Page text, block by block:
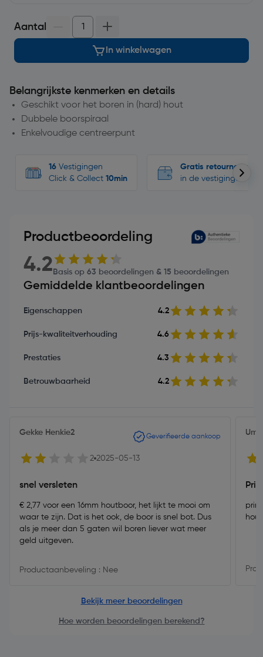
Aantal
In winkelwagen
Belangrijkste kenmerken en details
Geschikt voor het boren in (hard) hout
Dubbele boorspiraal
Enkelvoudige centreerpunt
16 Vestigingen
Click & Collect 10min
Gratis retourneren
in de vestigingen
Productbeoordeling
4.2 Basis op 63 beoordelingen & 15 beoordelingen
Gemiddelde klantbeoordelingen
Eigenschappen 4.2
Prijs-kwaliteitverhouding 4.6
Prestaties 4.3
Betrouwbaarheid 4.2
Gekke Henkie2 Geverifieerde aankoop
2 2025-05-13
snel versleten
€ 2,77 voor een 16mm houtboor, het lijkt te mooi om
waar te zijn. Dat is het ook, de boor is snel bot. Dus
als je meer dan 5 gaten wil boren liever wat meer
geld uitgeven.
Productaanbeveling : Nee
Bekijk meer beoordelingen
Hoe worden beoordelingen berekend?